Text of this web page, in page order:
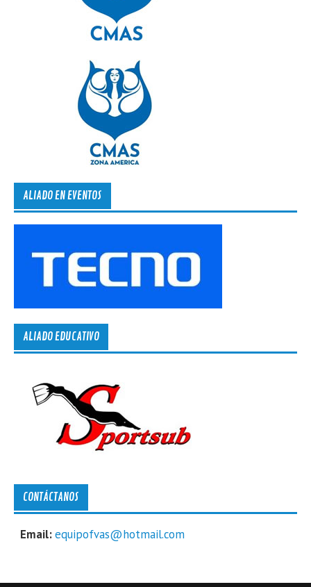
ALIADO EN EVENTOS
ALIADO EDUCATIVO
CONTÁCTANOS
Email:equipofvas@hotmail.com